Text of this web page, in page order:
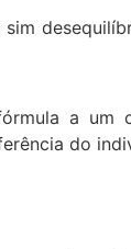
a
do